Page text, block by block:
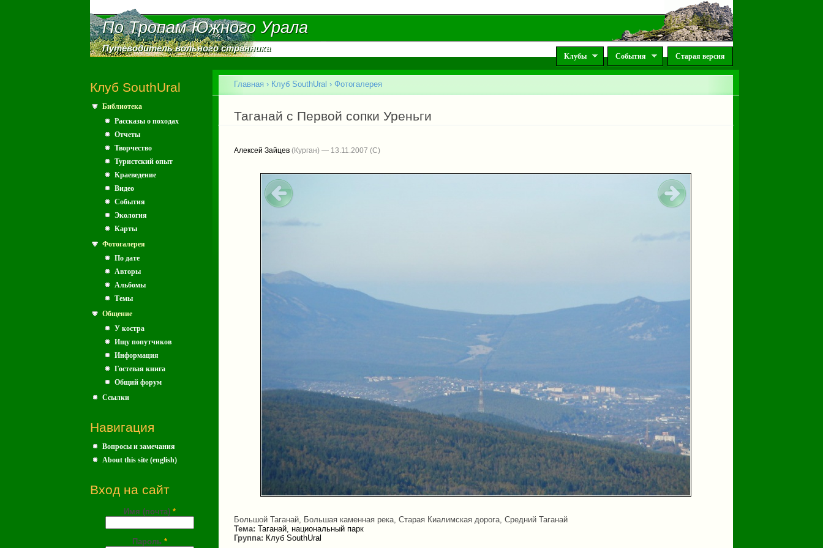
По Тропам Южного Урала
По Тропам Южного Урала
Путеводитель вольного странника
Путеводитель вольного странника
Клубы События Старая версия
Клуб SouthUral
Библиотека
Рассказы о походах
Отчеты
Творчество
Туристский опыт
Краеведение
Видео
События
Экология
Карты
Фотогалерея
По дате
Авторы
Альбомы
Темы
Общение
У костра
Ищу попутчиков
Информация
Гостевая книга
Общий форум
Ссылки
Навигация
Вопросы и замечания
About this site (english)
Вход на сайт
Имя (почта) *
Пароль *
Вы здесь
Главная › Клуб SouthUral › Фотогалерея
Таганай с Первой сопки Уреньги
Алексей Зайцев (Курган) — 13.11.2007
Большой Таганай, Большая каменная река, Старая Киалимская дорога, Средний Таганай
Тема: Таганай, национальный парк
Группа: Клуб SouthUral